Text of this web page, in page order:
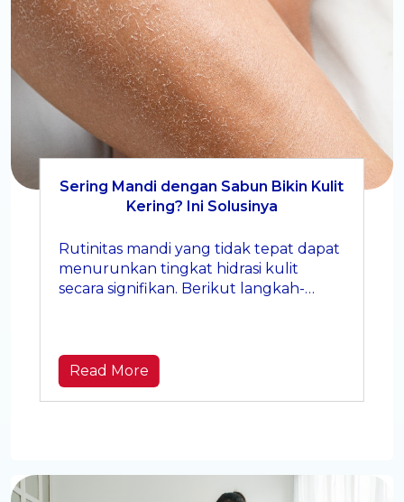
Sering Mandi dengan Sabun Bikin Kulit
Kering? Ini Solusinya
Rutinitas mandi yang tidak tepat dapat
menurunkan tingkat hidrasi kulit
secara signifikan. Berikut langkah-
Read More